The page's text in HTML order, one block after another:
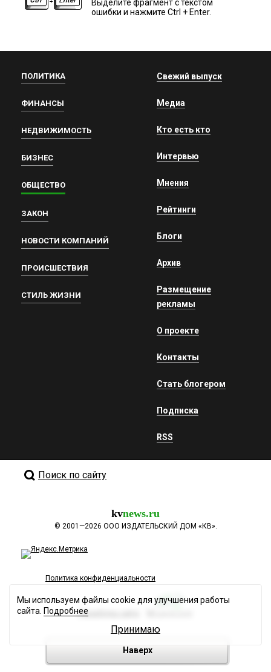
Выделите фрагмент с текстом
ошибки и нажмите Ctrl + Enter.
ПОЛИТИКА
ФИНАНСЫ
НЕДВИЖИМОСТЬ
БИЗНЕС
ОБЩЕСТВО
ЗАКОН
НОВОСТИ КОМПАНИЙ
ПРОИСШЕСТВИЯ
СТИЛЬ ЖИЗНИ
Свежий выпуск
Медиа
Кто есть кто
Интервью
Мнения
Рейтинги
Блоги
Архив
Размещение
рекламы
О проекте
Контакты
Стать блогером
Подписка
RSS
Поиск по сайту
kvnews.ru
© 2001—2026 ООО ИЗДАТЕЛЬСКИЙ ДОМ «КВ».
Политика конфиденциальности
Разработка сайта
Наверх
Мы используем файлы cookie для улучшения работы
сайта. Подробнее
Принимаю